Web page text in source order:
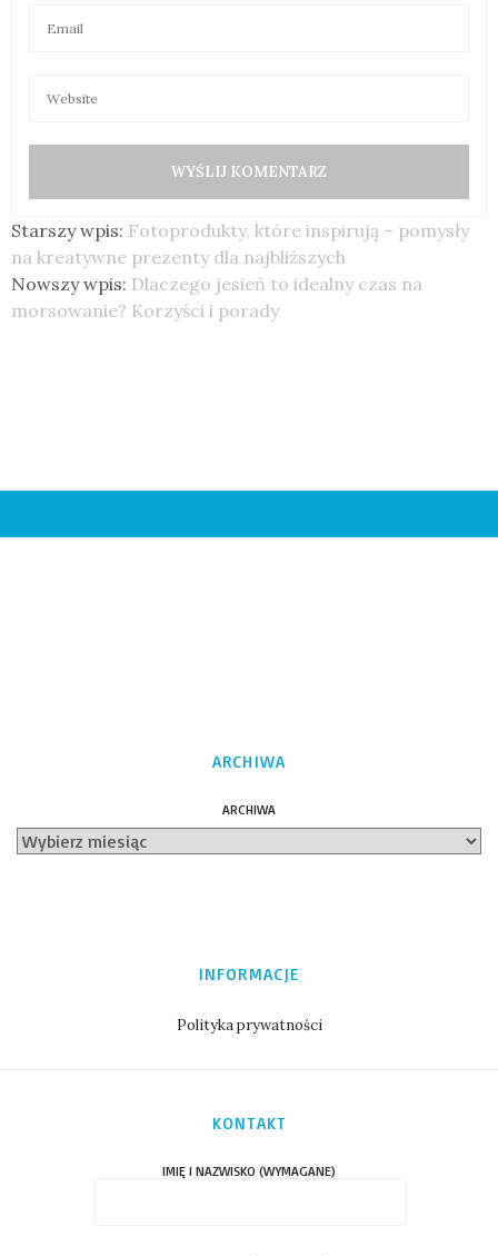
Starszy wpis: Fotoprodukty, które inspirują – pomysły
na kreatywne prezenty dla najbliższych
Nowszy wpis: Dlaczego jesień to idealny czas na
morsowanie? Korzyści i porady
ARCHIWA
ARCHIWA
INFORMACJE
Polityka prywatności
KONTAKT
IMIĘ I NAZWISKO (WYMAGANE)